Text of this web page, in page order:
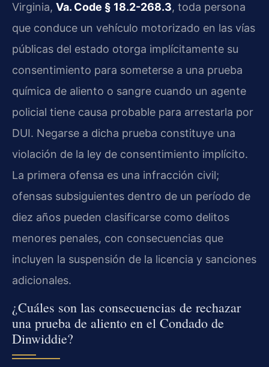
Virginia, Va. Code § 18.2-268.3, toda persona
que conduce un vehículo motorizado en las vías
públicas del estado otorga implícitamente su
consentimiento para someterse a una prueba
química de aliento o sangre cuando un agente
policial tiene causa probable para arrestarla por
DUI. Negarse a dicha prueba constituye una
violación de la ley de consentimiento implícito.
La primera ofensa es una infracción civil;
ofensas subsiguientes dentro de un período de
diez años pueden clasificarse como delitos
menores penales, con consecuencias que
incluyen la suspensión de la licencia y sanciones
adicionales.
¿Cuáles son las consecuencias de rechazar
una prueba de aliento en el Condado de
Dinwiddie?